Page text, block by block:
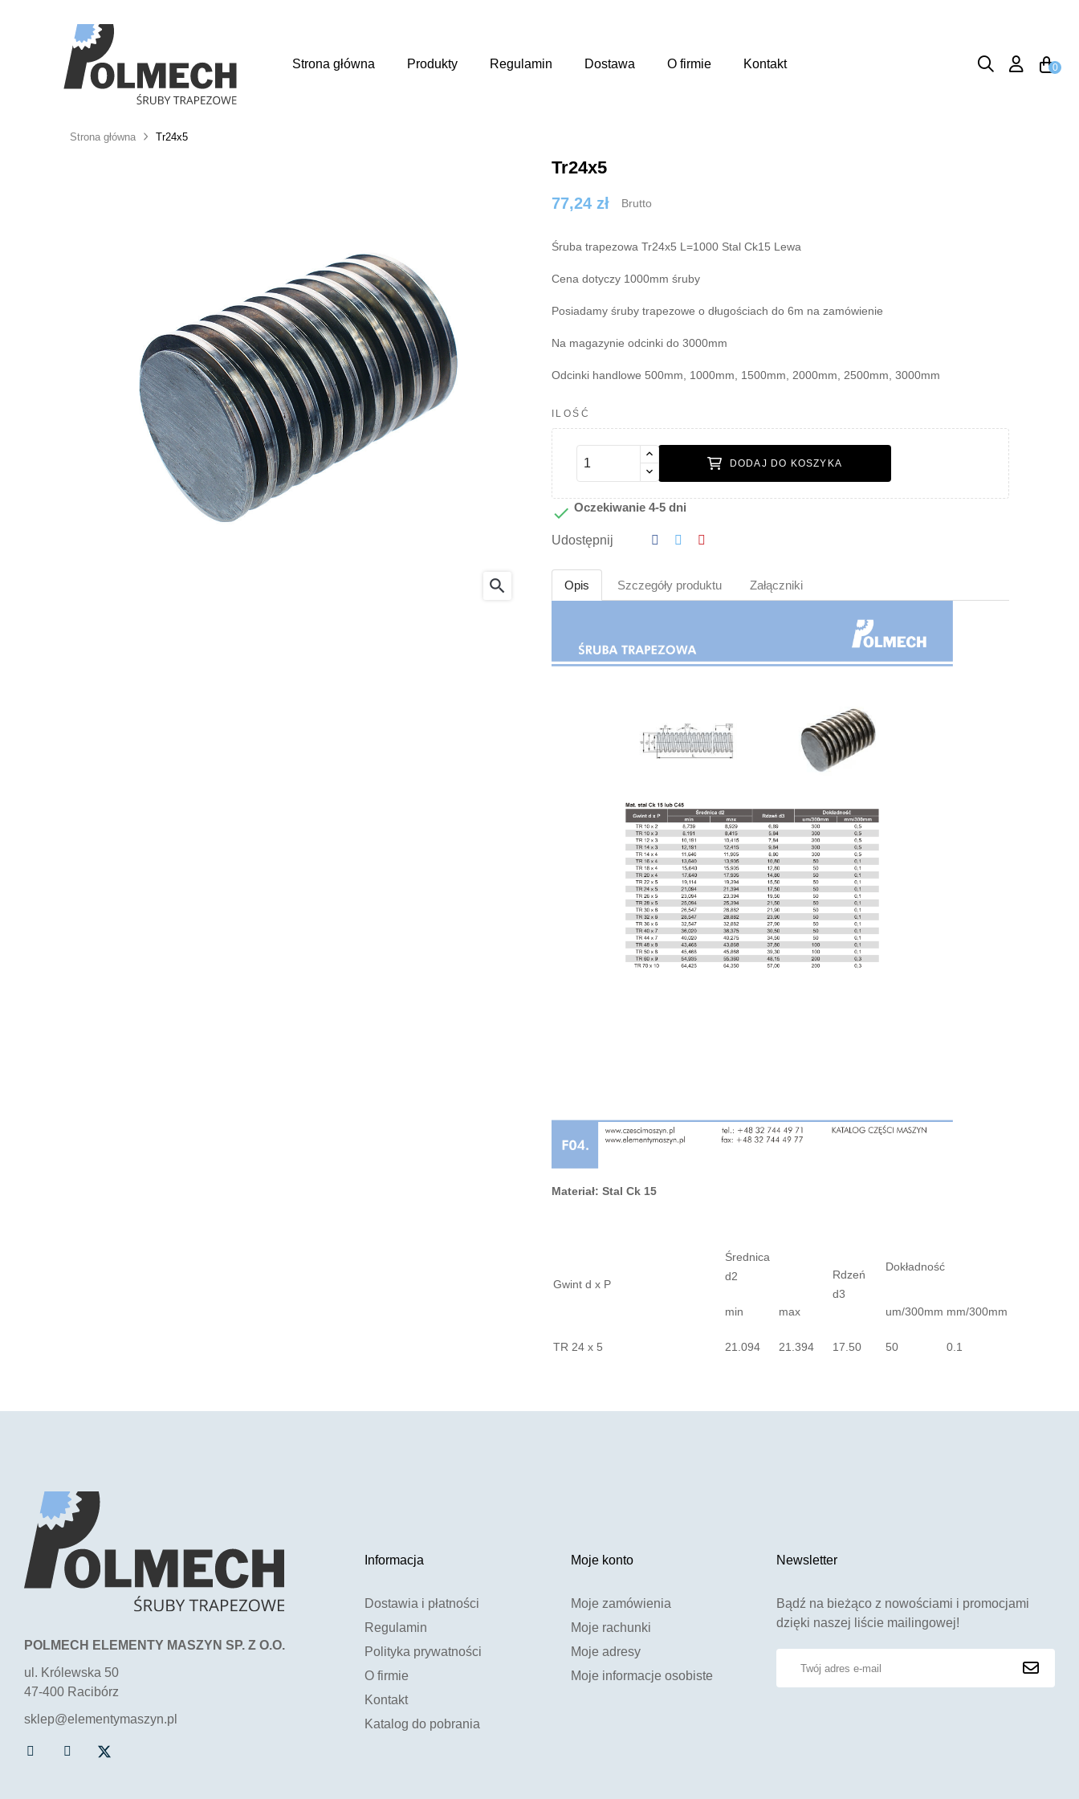
Strona główna Produkty Regulamin Dostawa O firmie Kontakt 0
Strona główna Tr24x5
search
Tr24x5
77,24 zł Brutto
Śruba trapezowa Tr24x5 L=1000 Stal Ck15 Lewa
Cena dotyczy 1000mm śruby
Posiadamy śruby trapezowe o długościach do 6m na zamówienie
Na magazynie odcinki do 3000mm
Odcinki handlowe 500mm, 1000mm, 1500mm, 2000mm, 2500mm, 3000mm
ILOŚĆ
DODAJ DO KOSZYKA
 Oczekiwanie 4-5 dni
Udostępnij
Opis Szczegóły produktu Załączniki
Materiał: Stal Ck 15
Gwint d x P
Średnica
d2
Rdzeń
d3
Dokładność
min max um/300mm mm/300mm
TR 24 x 5 21.094 21.394 17.50 50 0.1
POLMECH ELEMENTY MASZYN SP. Z O.O.
ul. Królewska 50
47-400 Racibórz
sklep@elementymaszyn.pl
Informacja
Dostawia i płatności
Regulamin
Polityka prywatności
O firmie
Kontakt
Katalog do pobrania
Moje konto
Moje zamówienia
Moje rachunki
Moje adresy
Moje informacje osobiste
Newsletter
Bądź na bieżąco z nowościami i promocjami
dzięki naszej liście mailingowej!